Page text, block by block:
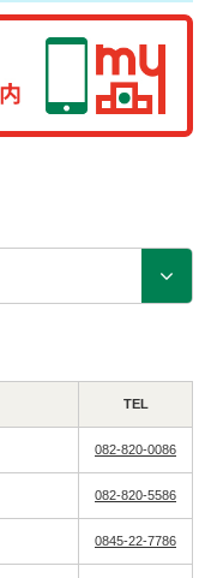
TEL
082-820-0086
082-820-5586
0845-22-7786